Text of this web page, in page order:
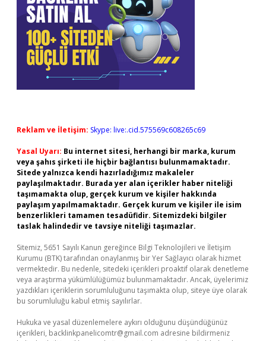
Reklam ve İletişim: Skype: live:.cid.575569c608265c69
Yasal Uyarı: Bu internet sitesi, herhangi bir marka, kurum
veya şahıs şirketi ile hiçbir bağlantısı bulunmamaktadır.
Sitede yalnızca kendi hazırladığımız makaleler
paylaşılmaktadır. Burada yer alan içerikler haber niteliği
taşımamakta olup, gerçek kurum ve kişiler hakkında
paylaşım yapılmamaktadır. Gerçek kurum ve kişiler ile isim
benzerlikleri tamamen tesadüfidir. Sitemizdeki bilgiler
taslak halindedir ve tavsiye niteliği taşımazlar.
Sitemiz, 5651 Sayılı Kanun gereğince Bilgi Teknolojileri ve İletişim
Kurumu (BTK) tarafından onaylanmış bir Yer Sağlayıcı olarak hizmet
vermektedir. Bu nedenle, sitedeki içerikleri proaktif olarak denetleme
veya araştırma yükümlülüğümüz bulunmamaktadır. Ancak, üyelerimiz
yazdıkları içeriklerin sorumluluğunu taşımakta olup, siteye üye olarak
bu sorumluluğu kabul etmiş sayılırlar.
Hukuka ve yasal düzenlemelere aykırı olduğunu düşündüğünüz
içerikleri, backlinkpanelicomtr@gmail.com adresine bildirmeniz